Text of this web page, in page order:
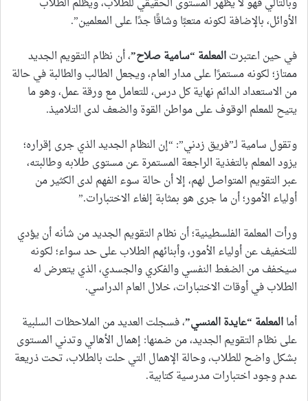
الأوائل، بالإضافة لكونه متعبًا وشاقًا جدًا على المعلمين”.
في حين اعتبرتالمعلمة “سامية صلاح”، أن نظام التقويم الجديد
ممتاز؛ لكونه مستمرًا على مدار العام، ويجعل الطالب والطالبة في حالة
من الاستعداد الدائم نهاية كل درس، للتعامل مع ورقة عمل، وهو ما
يتيح للمعلم الوقوف على مواطن القوة والضعف لدى التلاميذ.
وتقول سامية لـ”فريق زدني”: “إن النظام الجديد الذي جرى إقراره؛
يزود المعلم بالتغذية الراجعة المستمرة عن مستوى طلابه وطالبته،
عبر التقويم المتواصل لهم، إلا أن حالة سوء الفهم لدى الكثير من
أولياء الأمور؛ أن ما جرى هو بمثابة إلغاء الاختبارات.”
ورأت المعلمة الفلسطينية؛ أن نظام التقويم الجديد من شأنه أن يؤدي
للتخفيف عن أولياء الأمور، وأبنائهم الطلاب على حد سواء؛ لكونه
سيخفف من الضغط النفسي والفكري والجسدي، الذي يتعرض له
الطلاب في أوقات الاختبارات، خلال العام الدراسي.
أماالمعلمة “عايدة المنسي”، فسجلت العديد من الملاحظات السلبية
على نظام التقويم الجديد، من ضمنها: إهمال الأهالي وتدني المستوى
بشكل واضح للطلاب، وحالة الإهمال التي حلت بالطلاب، تحت ذريعة
عدم وجود اختبارات مدرسية كتابية.